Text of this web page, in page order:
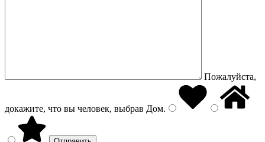
Пожалуйста,
докажите, что вы человек, выбрав Дом.